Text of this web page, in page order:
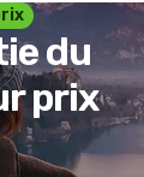
du
prix